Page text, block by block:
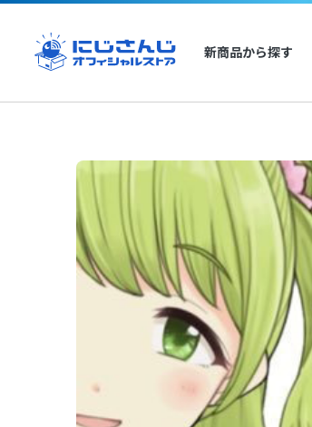
新商品から探す